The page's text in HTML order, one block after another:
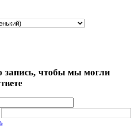
запись, чтобы мы могли